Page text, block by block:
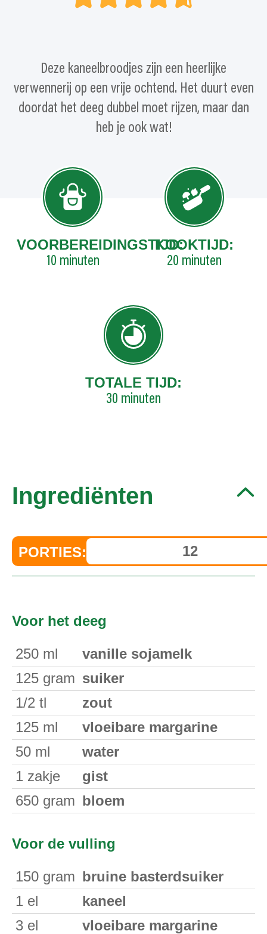
Deze kaneelbroodjes zijn een heerlijke
verwennerij op een vrije ochtend. Het duurt even
doordat het deeg dubbel moet rijzen, maar dan
heb je ook wat!
VOORBEREIDINGSTIJD:
10 minuten
KOOKTIJD:
20 minuten
TOTALE TIJD:
30 minuten
Ingrediënten
PORTIES:
Voor het deeg
250 ml
vanille sojamelk
125 gram suiker
1/2 tl
zout
125 ml
vloeibare margarine
50 ml
water
1 zakje
gist
650 gram bloem
Voor de vulling
150 gram bruine basterdsuiker
1 el
kaneel
3 el
vloeibare margarine